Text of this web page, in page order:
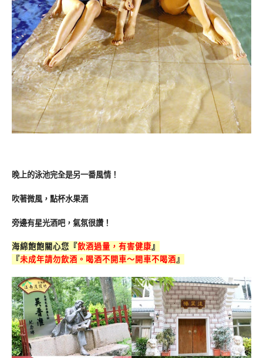
晚上的泳池完全是另一番風情！
吹著微風，點杯水果酒
旁邊有星光酒吧，氣氛很讚！
海綿飽飽關心您『飲酒過量，有害健康』
『未成年請勿飲酒。喝酒不開車～開車不喝酒』